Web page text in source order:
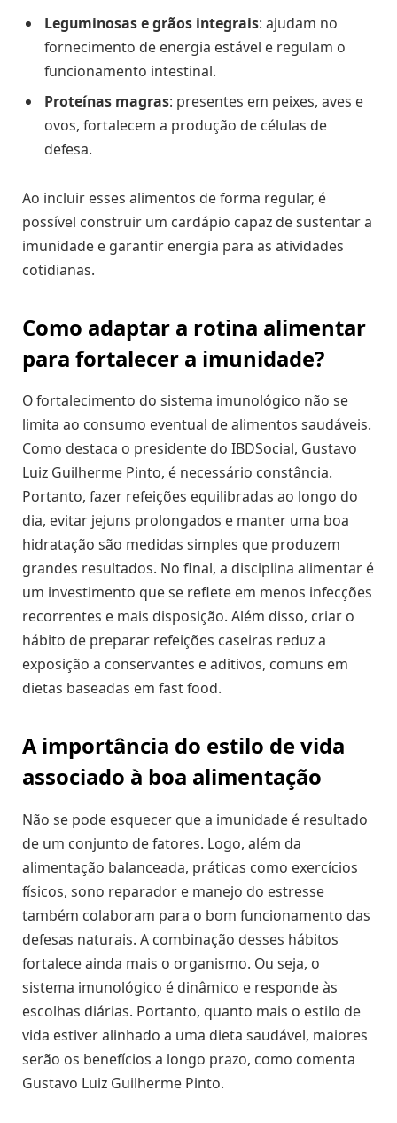
Leguminosas e grãos integrais: ajudam no
fornecimento de energia estável e regulam o
funcionamento intestinal.
Proteínas magras: presentes em peixes, aves e
ovos, fortalecem a produção de células de
defesa.
Ao incluir esses alimentos de forma regular, é
possível construir um cardápio capaz de sustentar a
imunidade e garantir energia para as atividades
cotidianas.
Como adaptar a rotina alimentar
para fortalecer a imunidade?
O fortalecimento do sistema imunológico não se
limita ao consumo eventual de alimentos saudáveis.
Como destaca o presidente do IBDSocial, Gustavo
Luiz Guilherme Pinto, é necessário constância.
Portanto, fazer refeições equilibradas ao longo do
dia, evitar jejuns prolongados e manter uma boa
hidratação são medidas simples que produzem
grandes resultados. No final, a disciplina alimentar é
um investimento que se reflete em menos infecções
recorrentes e mais disposição. Além disso, criar o
hábito de preparar refeições caseiras reduz a
exposição a conservantes e aditivos, comuns em
dietas baseadas em fast food.
A importância do estilo de vida
associado à boa alimentação
Não se pode esquecer que a imunidade é resultado
de um conjunto de fatores. Logo, além da
alimentação balanceada, práticas como exercícios
físicos, sono reparador e manejo do estresse
também colaboram para o bom funcionamento das
defesas naturais. A combinação desses hábitos
fortalece ainda mais o organismo. Ou seja, o
sistema imunológico é dinâmico e responde às
escolhas diárias. Portanto, quanto mais o estilo de
vida estiver alinhado a uma dieta saudável, maiores
serão os benefícios a longo prazo, como comenta
Gustavo Luiz Guilherme Pinto.